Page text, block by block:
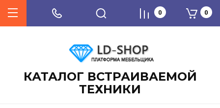
КАТАЛОГ ВСТРАИВАЕМОЙ
ТЕХНИКИ
0 0